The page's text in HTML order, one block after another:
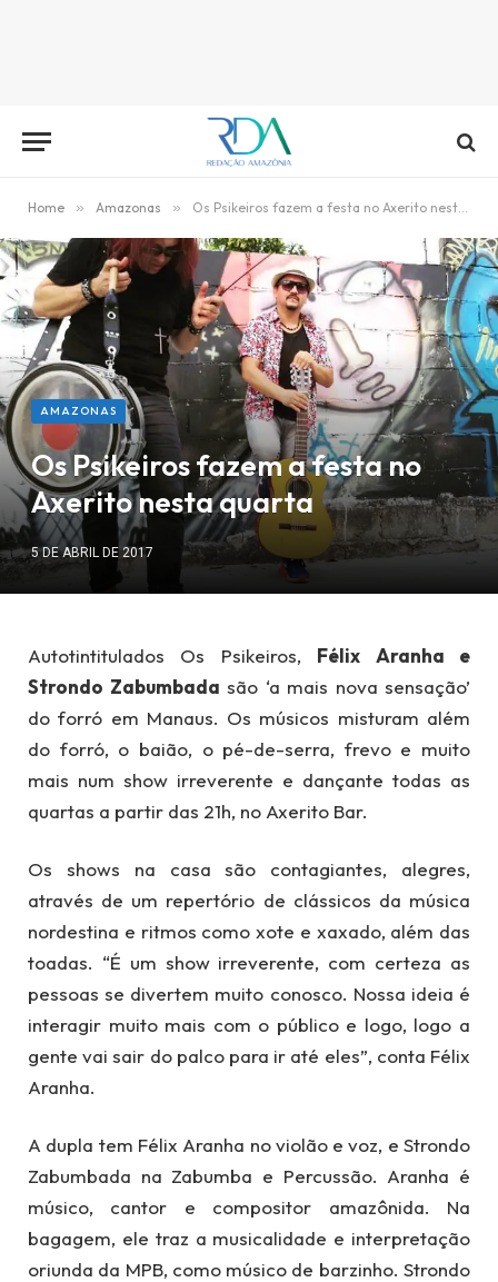
Home » Amazonas » Os Psikeiros fazem a festa no Axerito nesta quarta
AMAZONAS
Os Psikeiros fazem a festa no
Axerito nesta quarta
5 DE ABRIL DE 2017
Autotintitulados Os Psikeiros, Félix Aranha e
Strondo Zabumbada são ‘a mais nova sensação’
do forró em Manaus. Os músicos misturam além
do forró, o baião, o pé-de-serra, frevo e muito
mais num show irreverente e dançante todas as
quartas a partir das 21h, no Axerito Bar.
Os shows na casa são contagiantes, alegres,
através de um repertório de clássicos da música
nordestina e ritmos como xote e xaxado, além das
toadas. “É um show irreverente, com certeza as
pessoas se divertem muito conosco. Nossa ideia é
interagir muito mais com o público e logo, logo a
gente vai sair do palco para ir até eles”, conta Félix
Aranha.
A dupla tem Félix Aranha no violão e voz, e Strondo
Zabumbada na Zabumba e Percussão. Aranha é
músico, cantor e compositor amazônida. Na
bagagem, ele traz a musicalidade e interpretação
oriunda da MPB, como músico de barzinho. Strondo